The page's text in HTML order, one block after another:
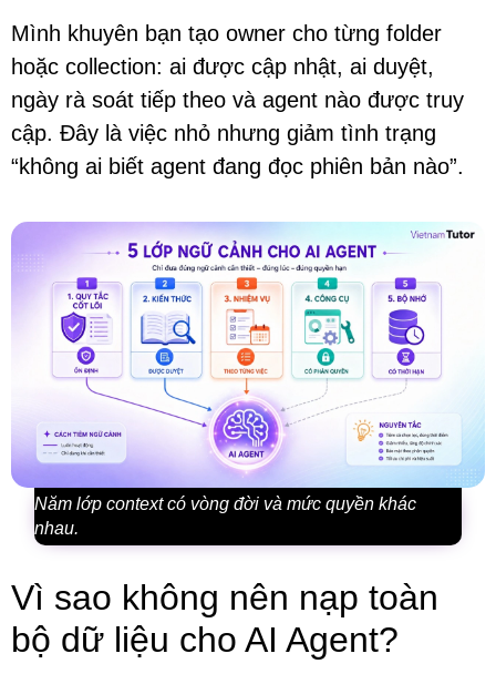
Mình khuyên bạn tạo owner cho từng folder
hoặc collection: ai được cập nhật, ai duyệt,
ngày rà soát tiếp theo và agent nào được truy
cập. Đây là việc nhỏ nhưng giảm tình trạng
“không ai biết agent đang đọc phiên bản nào”.
Năm lớp context có vòng đời và mức quyền khác
nhau.
Vì sao không nên nạp toàn
bộ dữ liệu cho AI Agent?